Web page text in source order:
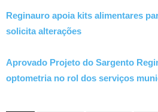
Reginauro apoia kits alimentares
solicita alterações
Aprovado Projeto do Sargento
optometria no rol dos serviços